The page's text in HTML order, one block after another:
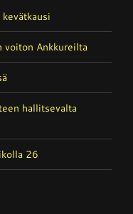
voiton Ankkureilta
hallitsevalta
26